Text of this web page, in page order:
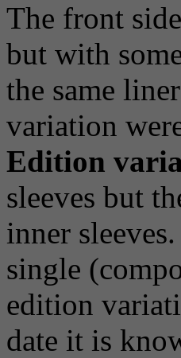
The front
but with
the same
variation
Edition
sleeves but
inner
single
edition
date it is